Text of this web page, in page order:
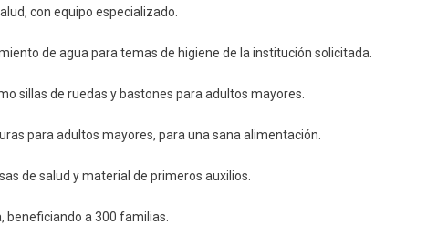
con equipo especializado.
de agua para temas de higiene de la institución solicitada.
sillas de ruedas y bastones para adultos mayores.
para adultos mayores, para una sana alimentación.
de salud y material de primeros auxilios.
beneficiando a 300 familias.